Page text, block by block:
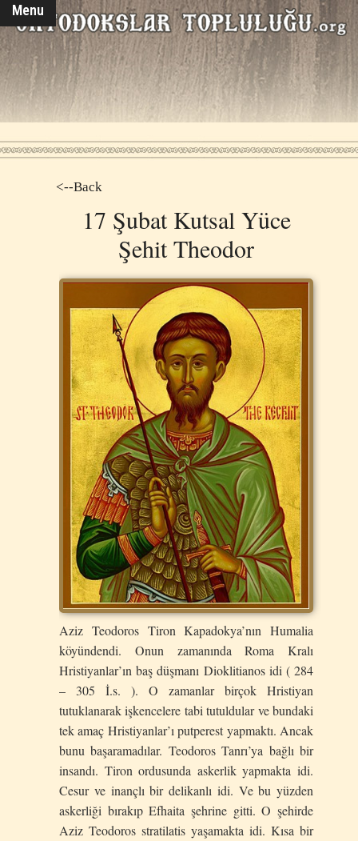
Menu
<--Back
17 Şubat Kutsal Yüce
Şehit Theodor
Aziz Teodoros Tiron Kapadokya’nın Humalia
köyündendi. Onun zamanında Roma Kralı
Hristiyanlar’ın baş düşmanı Dioklitianos idi ( 284
– 305 İ.s. ). O zamanlar birçok Hristiyan
tutuklanarak işkencelere tabi tutuldular ve bundaki
tek amaç Hristiyanlar’ı putperest yapmaktı. Ancak
bunu başaramadılar. Teodoros Tanrı’ya bağlı bir
insandı. Tiron ordusunda askerlik yapmakta idi.
Cesur ve inançlı bir delikanlı idi. Ve bu yüzden
askerliği bırakıp Efhaita şehrine gitti. O şehirde
Aziz Teodoros stratilatis yaşamakta idi. Kısa bir